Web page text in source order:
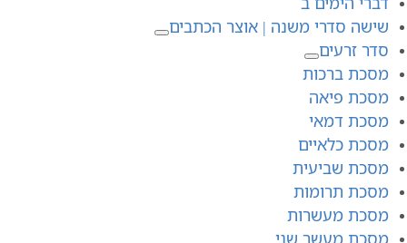
שישה סדרי משנה | אוצר הכתבים
סדר זרעים
מסכת ברכות
מסכת פיאה
מסכת דמאי
מסכת כלאיים
מסכת שביעית
מסכת תרומות
מסכת מעשרות
מסכת מעשר שני